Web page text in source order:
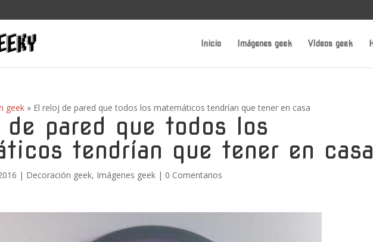
Inicio Imágenes geek Vídeos geek
geek » El reloj de pared que todos los matemáticos tendrían que tener en casa
pared que todos los
tendrían que tener en
| Decoración geek, Imágenes geek | 0 Comentarios